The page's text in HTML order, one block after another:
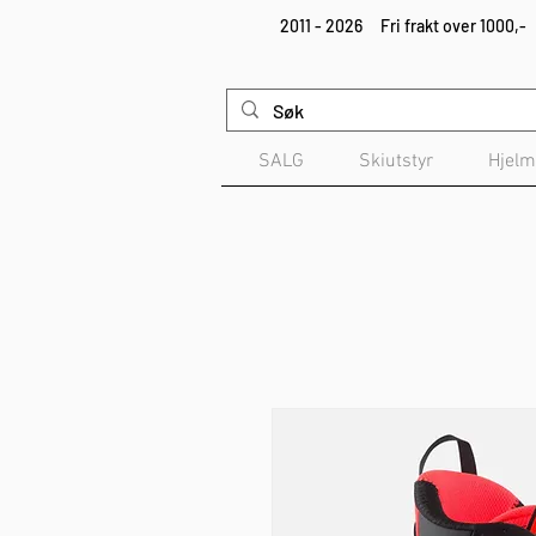
2011 - 2026 Fri frakt over 1000,-
SALG Skiutstyr